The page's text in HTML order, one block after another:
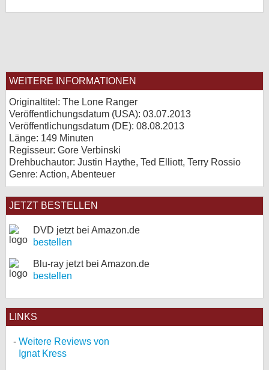
WEITERE INFORMATIONEN
Originaltitel: The Lone Ranger
Veröffentlichungsdatum (USA): 03.07.2013
Veröffentlichungsdatum (DE): 08.08.2013
Länge: 149 Minuten
Regisseur: Gore Verbinski
Drehbuchautor: Justin Haythe, Ted Elliott, Terry Rossio
Genre: Action, Abenteuer
JETZT BESTELLEN
DVD jetzt bei Amazon.de
bestellen
Blu-ray jetzt bei Amazon.de
bestellen
LINKS
Weitere Reviews von
Ignat Kress